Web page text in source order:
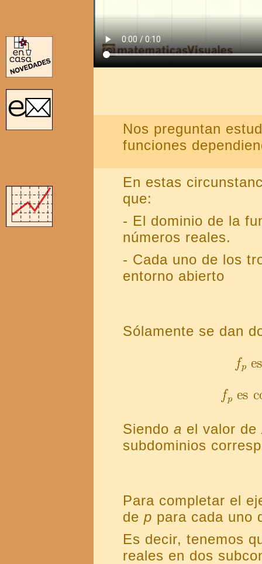
Nos preguntan
funciones
En estas
que:
- El dominio de la
números reales.
- Cada uno de los
entorno abierto
Sólamente se dan
Siendo a el valor de
subdominios
Para completar el
de p para cada uno
Es decir, tenemos
reales en dos